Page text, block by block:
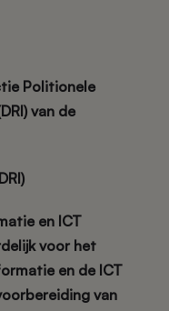
Politionele
van de
en ICT
voor het
en de ICT
van